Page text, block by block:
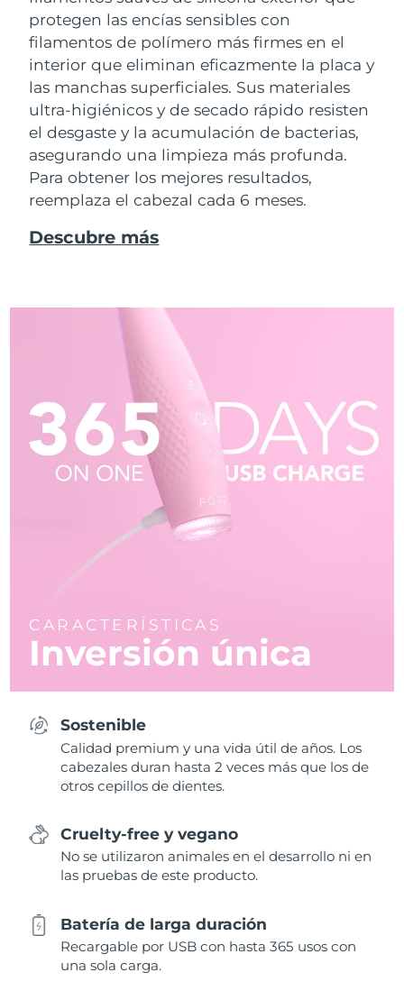
protegen las encías sensibles con
filamentos de polímero más firmes en el
interior que eliminan eficazmente la placa y
las manchas superficiales. Sus materiales
ultra-higiénicos y de secado rápido resisten
el desgaste y la acumulación de bacterias,
asegurando una limpieza más profunda.
Para obtener los mejores resultados,
reemplaza el cabezal cada 6 meses.
Descubre más
CARACTERÍSTICAS
Inversión única
Sostenible
Calidad premium y una vida útil de años. Los
cabezales duran hasta 2 veces más que los de
otros cepillos de dientes.
Cruelty-free y vegano
No se utilizaron animales en el desarrollo ni en
las pruebas de este producto.
Batería de larga duración
Recargable por USB con hasta 365 usos con
una sola carga.